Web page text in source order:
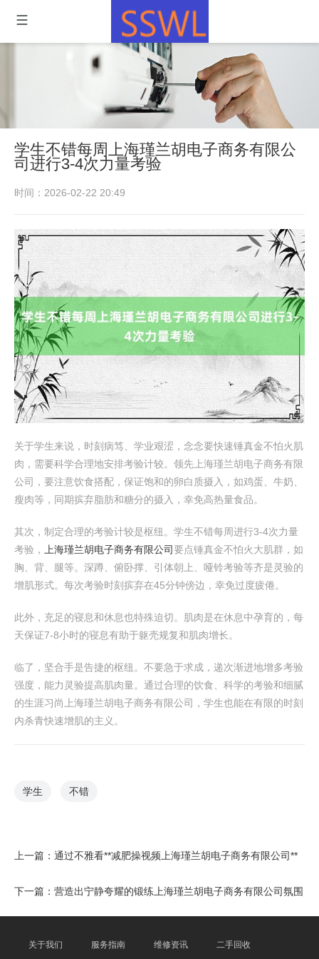
学生不错每周上海瑾兰胡电子商务有限公
司进行3-4次力量考验
时间：2026-02-22 20:49
关于学生来说，时刻病笃、学业艰涩，念念要快速锤真金不怕火肌
肉，需要科学合理地安排考验计较。领先上海瑾兰胡电子商务有限
公司，要注意饮食搭配，保证饱和的卵白质摄入，如鸡蛋、牛奶、
瘦肉等，同期摈弃脂肪和糖分的摄入，幸免高热量食品。
其次，制定合理的考验计较是枢纽。学生不错每周进行3-4次力量
考验，
上海瑾兰胡电子商务有限公司要点锤真金不怕火大肌群，如
胸、背、腿等。深蹲、俯卧撑、引体朝上、哑铃考验等齐是灵验的
增肌形式。每次考验时刻摈弃在45分钟傍边，幸免过度疲倦。
此外，充足的寝息和休息也特殊迫切。肌肉是在休息中孕育的，每
天保证7-8小时的寝息有助于躯壳规复和肌肉增长。
临了，坚合手是告捷的枢纽。不要急于求成，递次渐进地增多考验
强度，能力灵验提高肌肉量。通过合理的饮食、科学的考验和细腻
的生涯习尚上海瑾兰胡电子商务有限公司，学生也能在有限的时刻
内杀青快速增肌的主义。
学生 不错
上一篇： 通过不雅看**减肥操视频上海瑾兰胡电子商务有限公司**
下一篇： 营造出宁静夸耀的锻练上海瑾兰胡电子商务有限公司氛围
关于我们 服务指南 维修资讯 二手回收